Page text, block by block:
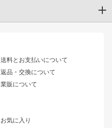
送料とお支払いについて
返品・交換について
業販について
お気に入り
アリスト
ソアラ
アルテッツァ
レーシングライン
アタックライン
ストリームライン